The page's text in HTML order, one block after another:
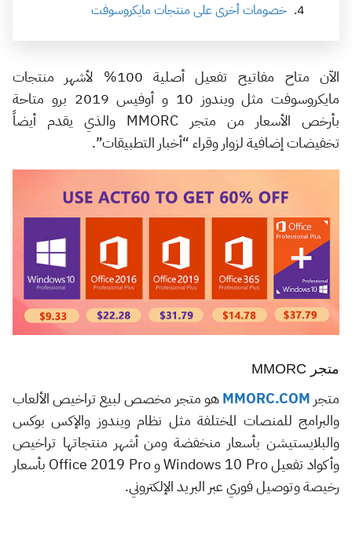
خصومات أخرى على منتجات مايكروسوفت
الآن متاح مفاتيح تفعيل أصلية 100% لأشهر منتجات
مايكروسوفت مثل ويندوز 10 و أوفيس 2019 برو متاحة
بأرخص الأسعار من متجر MMORC والذي يقدم أيضاً
تخفيضات إضافية لزوار وقراء “أخبار التطبيقات”.
متجر MMORC
متجر MMORC.COMهو متجر مخصص لبيع تراخيص الألعاب
والبرامج للمنصات المختلفة مثل نظام ويندوز والإكس بوكس
والبلايستيشن بأسعار منخفضة ومن أشهر منتجاتها تراخيص
وأكواد تفعيل Windows 10 Pro و Office 2019 Pro بأسعار
رخيصة وتوصيل فوري عبر البريد الإلكتروني.